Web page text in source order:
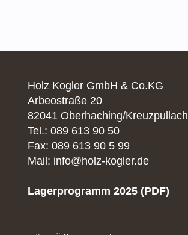
Holz Kogler GmbH & Co.KG
Arbeostraße 20
82041 Oberhaching/Kreuzpullach
Tel.: 089 613 90 50
Fax: 089 613 90 5 99
Mail: info@holz-kogler.de
Lagerprogramm 2025 (PDF)